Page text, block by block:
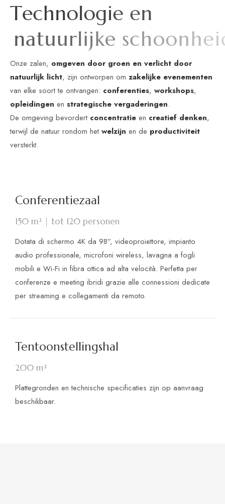
Technologie en
natuurlijke s choonheid
Onze zalen, omgeven door groen en verlicht door
natuurlijk licht, zijn ontworpen om zakelijke evenementen
van elke soort te ontvangen: conferenties, workshops,
opleidingen en strategische vergaderingen.
De omgeving bevordert concentratie en creatief denken,
terwijl de natuur rondom hetwelzijn en de productiviteit
versterkt.
Conferentiezaal
150 m² | tot 120 personen
Dotata di schermo 4K da 98”, videoproiettore, impianto
audio professionale, microfoni wireless, lavagna a fogli
mobili e Wi-Fi in fibra ottica ad alta velocità. Perfetta per
conferenze e meeting ibridi grazie alle connessioni dedicate
per streaming e collegamenti da remoto.
Tentoonstellingshal
200 m²
Plattegronden en technische specificaties zijn op aanvraag
beschikbaar.